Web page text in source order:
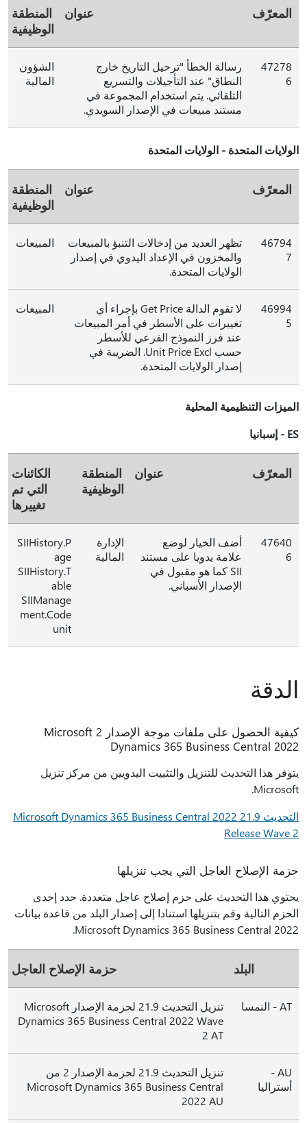
المعرّف عنوان
المنطقة
الوظيفية
47278
6
رسالة الخطأ "ترحيل التاريخ خارج
النطاق" عند التأجيلات والتسريع
التلقائي. يتم استخدام المجموعة في
مستند مبيعات في الإصدار السويدي.
الشؤون
المالية
الولايات المتحدة - الولايات المتحدة
المعرّف عنوان
المنطقة
الوظيفية
46794
7
تظهر العديد من إدخالات التنبؤ بالمبيعات
والمخزون في الإعداد اليدوي في إصدار
الولايات المتحدة.
المبيعات
46994
5
لا تقوم الدالة Get Price بإجراء أي
تغييرات على الأسطر في أمر المبيعات
عند فرز النموذج الفرعي للأسطر
حسب Unit Price Excl. الضريبة في
إصدار الولايات المتحدة.
المبيعات
الميزات التنظيمية المحلية
ES - إسبانيا
المعرّف عنوان
المنطقة
الوظيفية
الكائنات
التي تم
تغييرها
47640
6
أضف الخيار لوضع
علامة يدويا على مستند
SII كما هو مقبول في
الإصدار الأسباني.
الإدارة
المالية
SIIHistory.P
age
SIIHistory.T
able
SIIManage
ment.Code
unit
الدقة
كيفية الحصول على ملفات موجة الإصدار 2 Microsoft
Dynamics 365 Business Central 2022
يتوفر هذا التحديث للتنزيل والتثبيت اليدويين من مركز تنزيل
Microsoft.
التحديث 21.9 Microsoft Dynamics 365 Business Central 2022
Release Wave 2
حزمة الإصلاح العاجل التي يجب تنزيلها
يحتوي هذا التحديث على حزم إصلاح عاجل متعددة. حدد إحدى
الحزم التالية وقم بتنزيلها استنادا إلى إصدار البلد من قاعدة بيانات
Microsoft Dynamics 365 Business Central 2022.
البلد حزمة الإصلاح العاجل
AT - النمسا
تنزيل التحديث 21.9 لحزمة الإصدار Microsoft
Dynamics 365 Business Central 2022 Wave
2 AT
AU -
أستراليا
تنزيل التحديث 21.9 لحزمة الإصدار 2 من
Microsoft Dynamics 365 Business Central
2022 AU